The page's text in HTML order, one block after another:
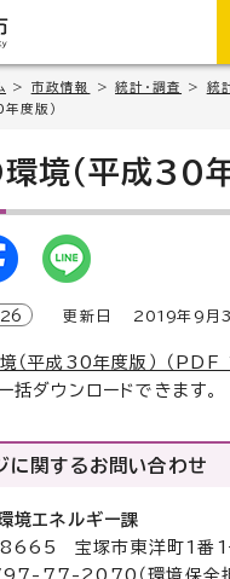
> 市政情報 >統計・調査 > 統
度版）
境（平成30
更新日 2019年9月
（平成30年度版） （
括ダウンロードできます。
に関するお問い合わせ
境エネルギー課
宝塚市東洋町1番
77-2070（環境保全担